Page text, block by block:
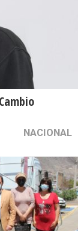
NACIONAL